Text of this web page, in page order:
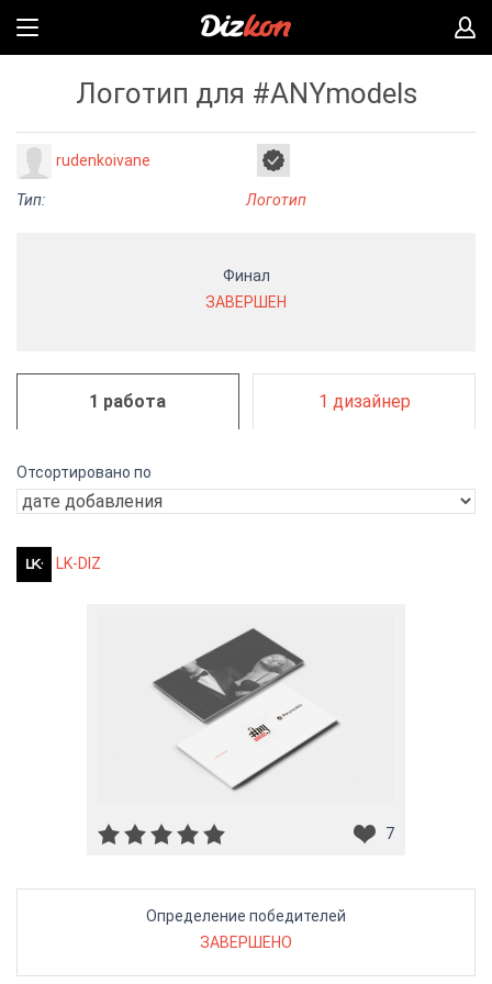
Логотип для #ANYmodels
rudenkoivane
Тип: Логотип
Финал
ЗАВЕРШЕН
1 работа 1 дизайнер
Отсортировано по
LK-DIZ
7
Определение победителей
ЗАВЕРШЕНО